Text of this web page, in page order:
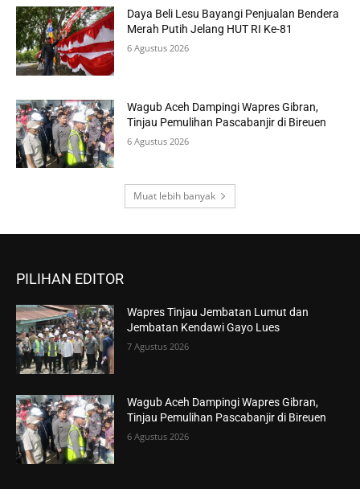
Daya Beli Lesu Bayangi Penjualan Bendera
Merah Putih Jelang HUT RI Ke-81
6 Agustus 2026
Wagub Aceh Dampingi Wapres Gibran,
Tinjau Pemulihan Pascabanjir di Bireuen
6 Agustus 2026
Muat lebih banyak
PILIHAN EDITOR
Wapres Tinjau Jembatan Lumut dan
Jembatan Kendawi Gayo Lues
7 Agustus 2026
Wagub Aceh Dampingi Wapres Gibran,
Tinjau Pemulihan Pascabanjir di Bireuen
6 Agustus 2026